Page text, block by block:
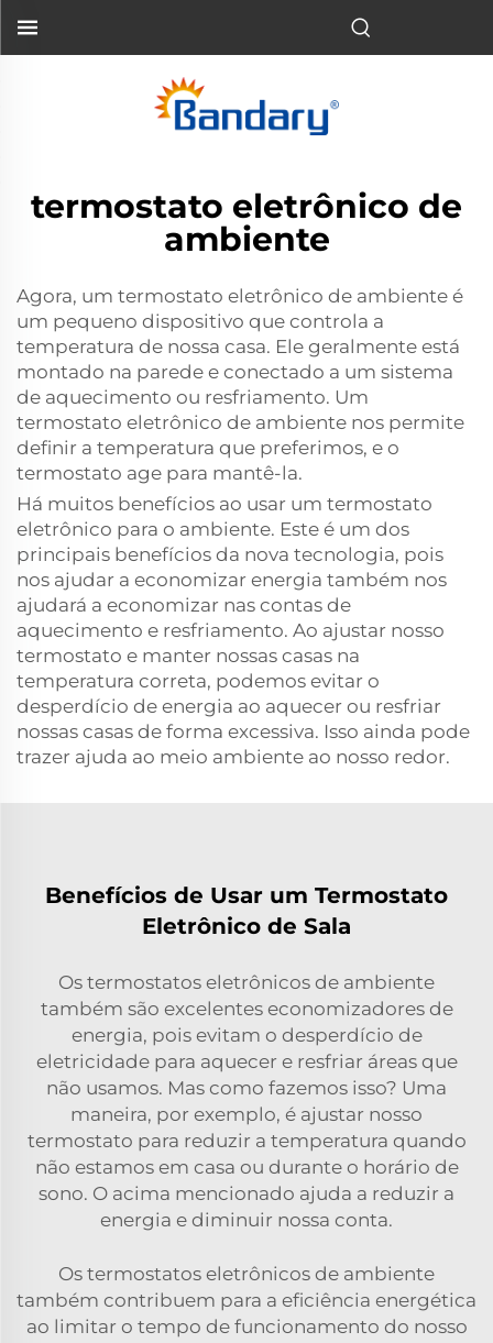
termostato eletrônico de
ambiente
Agora, um termostato eletrônico de ambiente é
um pequeno dispositivo que controla a
temperatura de nossa casa. Ele geralmente está
montado na parede e conectado a um sistema
de aquecimento ou resfriamento. Um
termostato eletrônico de ambiente nos permite
definir a temperatura que preferimos, e o
termostato age para mantê-la.
Há muitos benefícios ao usar um termostato
eletrônico para o ambiente. Este é um dos
principais benefícios da nova tecnologia, pois
nos ajudar a economizar energia também nos
ajudará a economizar nas contas de
aquecimento e resfriamento. Ao ajustar nosso
termostato e manter nossas casas na
temperatura correta, podemos evitar o
desperdício de energia ao aquecer ou resfriar
nossas casas de forma excessiva. Isso ainda pode
trazer ajuda ao meio ambiente ao nosso redor.
Benefícios de Usar um Termostato
Eletrônico de Sala
Os termostatos eletrônicos de ambiente
também são excelentes economizadores de
energia, pois evitam o desperdício de
eletricidade para aquecer e resfriar áreas que
não usamos. Mas como fazemos isso? Uma
maneira, por exemplo, é ajustar nosso
termostato para reduzir a temperatura quando
não estamos em casa ou durante o horário de
sono. O acima mencionado ajuda a reduzir a
energia e diminuir nossa conta.
Os termostatos eletrônicos de ambiente
também contribuem para a eficiência energética
ao limitar o tempo de funcionamento do nosso